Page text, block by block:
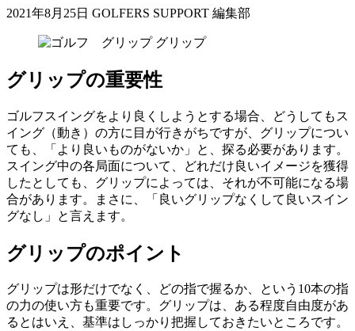
2021年8月25日 GOLFERS SUPPORT 編集部
グリップ
グリップの重要性
ゴルフスイングをより良くしようとする場合、どうしてもス
イング（動き）の方に目が行きがちですが、グリップについ
ても、「より良いものがないか」と、探る必要があります。
スイング中の各局面について、どれだけ良いイメージを獲得
したとしても、グリップによっては、それが不可能になる場
合があります。まさに、「良いグリップなくして良いスイン
グなし」と言えます。
グリップのポイント
グリップは形だけでなく、どの指で握るか、という10本の指
の力の使い方も重要です。グリップは、ある程度自由度があ
るとはいえ、基準はしっかり把握しておきたいところです。